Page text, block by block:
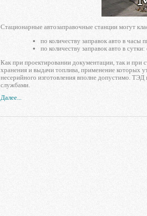
Стационарные автозаправочные станции могут
по количеству заправок авто в часы
по количеству заправок авто в
Как при проектировании документации, так и при
хранения и выдачи топлива, применение которых
несерийного изготовления вполне допустимо.
службами.
Далее...